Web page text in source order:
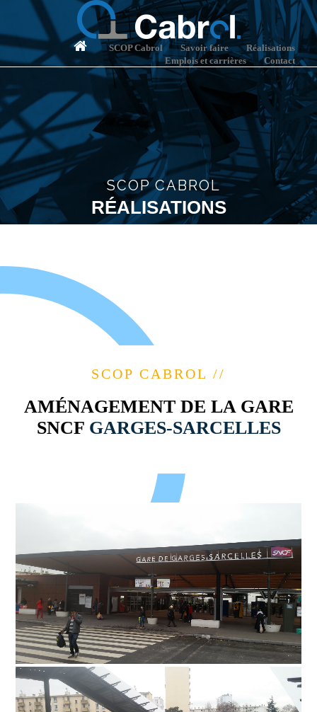
SCOP Cabrol Savoir faire
Réalisations
Emplois et carrières
Contact
SCOP CABROL
RÉALISATIONS
SCOP CABROL //
AMÉNAGEMENT DE LA GARE
SNCF GARGES-SARCELLES